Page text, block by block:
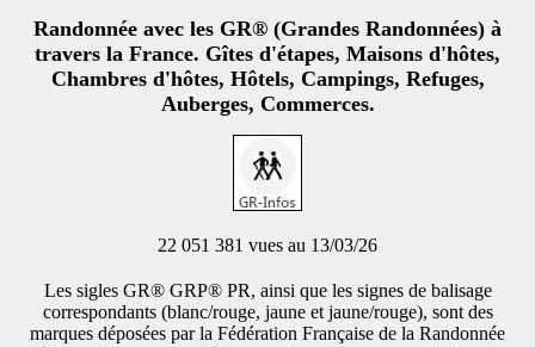
Randonnée avec les GR® (Grandes Randonnées) à
travers la France. Gîtes d'étapes, Maisons d'hôtes,
Chambres d'hôtes, Hôtels, Campings, Refuges,
Auberges, Commerces.
22 051 381 vues au 13/03/26
Les sigles GR® GRP® PR, ainsi que les signes de balisage
correspondants (blanc/rouge, jaune et jaune/rouge), sont des
marques déposées par la Fédération Française de la Randonnée